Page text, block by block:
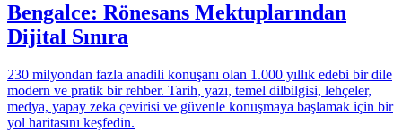
Bengalce: Rönesans Mektuplarından
Dijital Sınıra
230 milyondan fazla anadili konuşanı olan 1.000 yıllık edebi bir dile
modern ve pratik bir rehber. Tarih, yazı, temel dilbilgisi, lehçeler,
medya, yapay zeka çevirisi ve güvenle konuşmaya başlamak için bir
yol haritasını keşfedin.